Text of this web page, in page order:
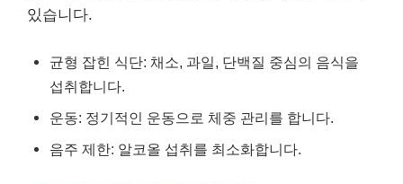
있습니다.
균형 잡힌 식단: 채소, 과일, 단백질 중심의 음식을
섭취합니다.
운동: 정기적인 운동으로 체중 관리를 합니다.
음주 제한: 알코올 섭취를 최소화합니다.